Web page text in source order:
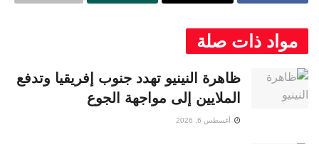
مواد ذات صلة
ظاهرة النينيو تهدد جنوب إفريقيا وتدفع
الملايين إلى مواجهة الجوع
أغسطس 6, 2026